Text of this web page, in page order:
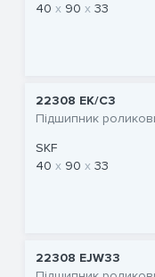
40
90 33
22308 EK/C3
Підшипник
SKF
40
90 33
22308 EJW33